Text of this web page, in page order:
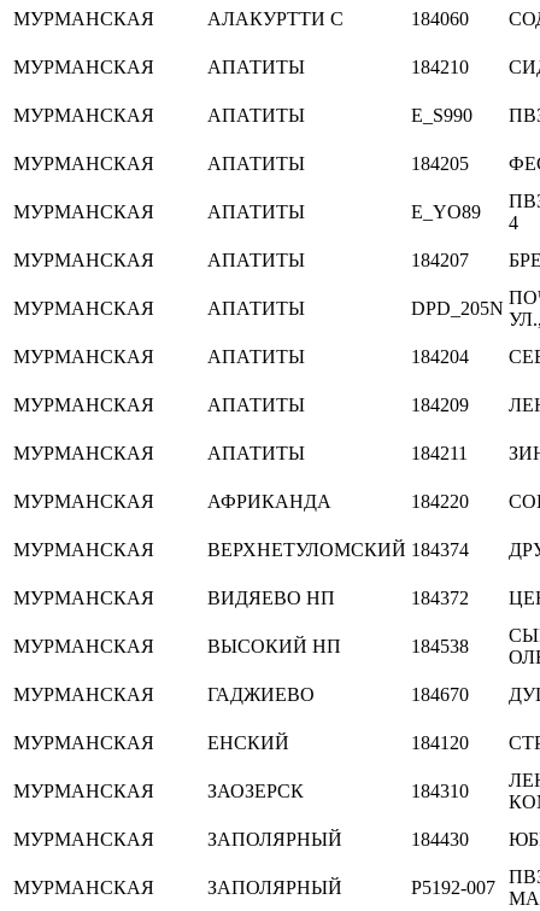
МУРМАНСКАЯ АЛАКУРТТИ С 184060
МУРМАНСКАЯ АПАТИТЫ 184210
МУРМАНСКАЯ АПАТИТЫ E_S990
МУРМАНСКАЯ АПАТИТЫ 184205
МУРМАНСКАЯ АПАТИТЫ E_YO89
4
МУРМАНСКАЯ
АПАТИТЫ 184207
МУРМАНСКАЯ АПАТИТЫ DPD_205N
МУРМАНСКАЯ
АПАТИТЫ 184204
МУРМАНСКАЯ АПАТИТЫ 184209
МУРМАНСКАЯ АПАТИТЫ 184211
МУРМАНСКАЯ АФРИКАНДА 184220
МУРМАНСКАЯ ВЕРХНЕТУЛОМСКИЙ 184374
МУРМАНСКАЯ ВИДЯЕВО НП 184372
МУРМАНСКАЯ ВЫСОКИЙ НП 184538
МУРМАНСКАЯ
ГАДЖИЕВО 184670
МУРМАНСКАЯ ЕНСКИЙ 184120
МУРМАНСКАЯ ЗАОЗЕРСК 184310
МУРМАНСКАЯ
ЗАПОЛЯРНЫЙ 184430
МУРМАНСКАЯ ЗАПОЛЯРНЫЙ P5192-007